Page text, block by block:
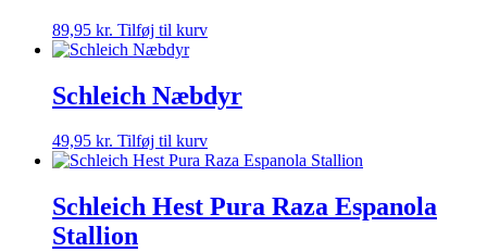
89,95 kr. Tilføj til kurv
Schleich Næbdyr
49,95 kr. Tilføj til kurv
Schleich Hest Pura Raza Espanola
Stallion